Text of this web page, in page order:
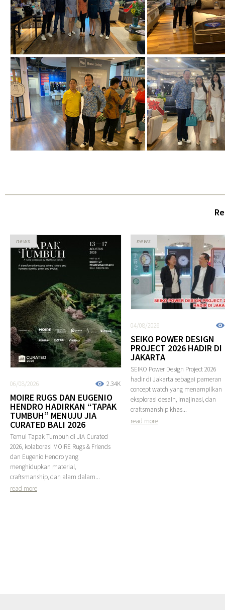
2.34K
06/08/2026
MOIRE RUGS DAN EUGENIO
HENDRO HADIRKAN “TAPAK
TUMBUH” MENUJU JIA
CURATED BALI 2026
Temui Tapak Tumbuh di JIA Curated
2026, kolaborasi MOIRE Rugs & Friends
dan Eugenio Hendro yang
menghidupkan material,
craftsmanship, dan alam dalam...
read more
news
04/08/2026
SEIKO POWER DESIGN
PROJECT 2026 HADIR DI
JAKARTA
SEIKO Power Design Project 2026
hadir di Jakarta sebagai pameran
concept watch yang menampilkan
eksplorasi desain, imajinasi, dan
craftsmanship khas...
read more
news